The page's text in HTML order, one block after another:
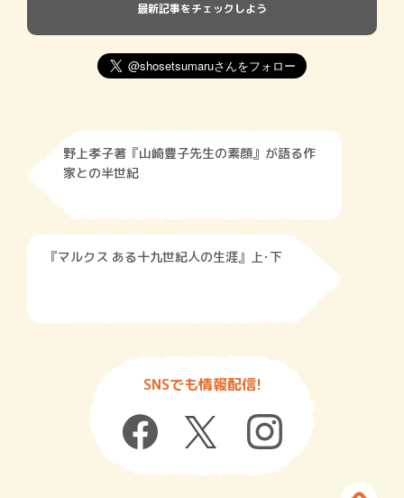
最新記事をチェックしよう
野上孝子著『山崎豊子先生の素顔』が語る作
家との半世紀
『マルクス ある十九世紀人の生涯』上･下
SNSでも情報配信!